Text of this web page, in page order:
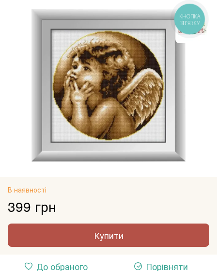
В наявності
399 грн
Купити
До обраного Порівняти
КНОПКА
ЗВ'ЯЗКУ